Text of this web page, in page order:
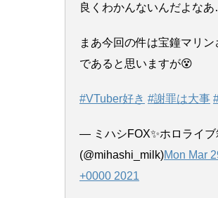
良くわかんないんだよな
まあ今回の件は宝鐘マリ
であると思いますが😵
#VTuber好き #謝罪は大事
— ミハシFOX✨ホロライブ
(@mihashi_milk)Mon Mar
+0000 2021